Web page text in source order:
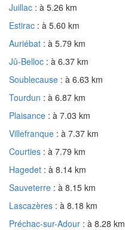
Juillac : à 5.26 km
Estirac : à 5.60 km
Auriébat : à 5.79 km
Jû-Belloc : à 6.37 km
Soublecause : à 6.63 km
Tourdun : à 6.87 km
Plaisance : à 7.03 km
Villefranque : à 7.37 km
Courties : à 7.79 km
Hagedet : à 8.14 km
Sauveterre : à 8.15 km
Lascazères : à 8.18 km
Préchac-sur-Adour : à 8.28 km